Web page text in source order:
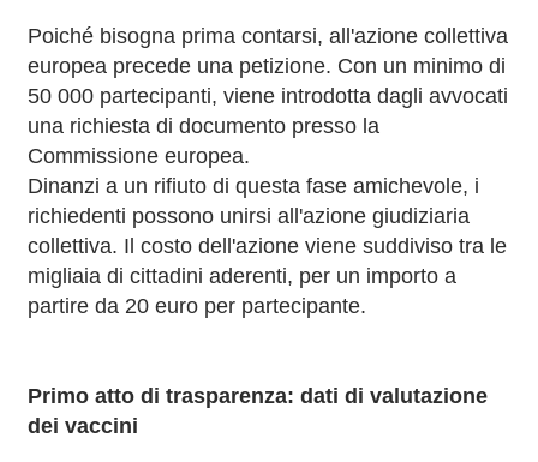
Poiché bisogna prima contarsi, all'azione collettiva
europea precede una petizione. Con un minimo di
50 000 partecipanti, viene introdotta dagli avvocati
una richiesta di documento presso la
Commissione europea.
Dinanzi a un rifiuto di questa fase amichevole, i
richiedenti possono unirsi all'azione giudiziaria
collettiva. Il costo dell'azione viene suddiviso tra le
migliaia di cittadini aderenti, per un importo a
partire da 20 euro per partecipante.
Primo atto di trasparenza: dati di valutazione
dei vaccini